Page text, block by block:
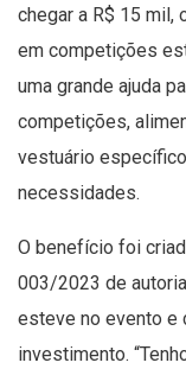
chegar a R$ 15 mil,
em competições
uma grande ajuda
competições,
vestuário
necessidades.
O benefício foi
003/2023 de
esteve no evento e
investimento.